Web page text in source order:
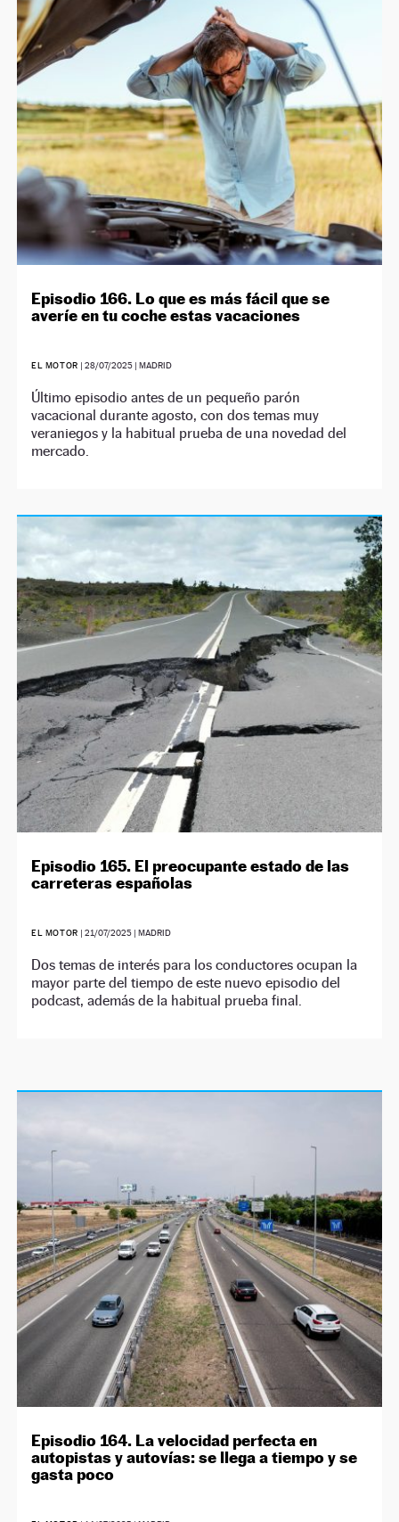
Episodio 166. Lo que es más fácil que se
averíe en tu coche estas vacaciones
EL MOTOR | 28/07/2025| MADRID
Último episodio antes de un pequeño parón
vacacional durante agosto, con dos temas muy
veraniegos y la habitual prueba de una novedad del
mercado.
Episodio 165. El preocupante estado de las
carreteras españolas
EL MOTOR | 21/07/2025| MADRID
Dos temas de interés para los conductores ocupan la
mayor parte del tiempo de este nuevo episodio del
podcast, además de la habitual prueba final.
Episodio 164. La velocidad perfecta en
autopistas y autovías: se llega a tiempo y se
gasta poco